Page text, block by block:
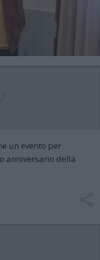
un evento per
anniversario della